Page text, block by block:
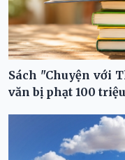
Sách "Chuyện với
văn bị phạt 100